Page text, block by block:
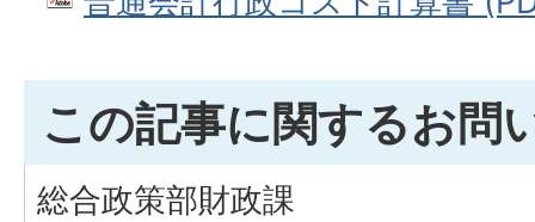
この記事に関するお問
総合政策部財政課